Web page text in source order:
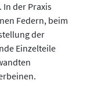
der Praxis
Federn, beim
der
Einzelteile